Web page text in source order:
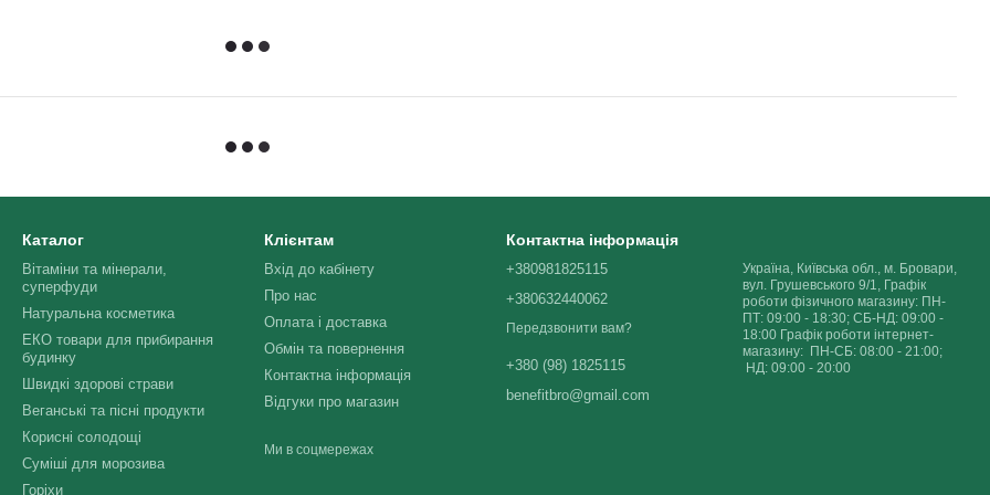
Каталог
Вітаміни та мінерали,
суперфуди
Натуральна косметика
ЕКО товари для прибирання
будинку
Швидкі здорові страви
Веганські та пісні продукти
Корисні солодощі
Суміші для морозива
Горіхи
Клієнтам
Вхід до кабінету
Про нас
Оплата і доставка
Обмін та повернення
Контактна інформація
Відгуки про магазин
Ми в соцмережах
Контактна інформація
+380981825115
+380632440062
Передзвонити вам?
+380 (98) 1825115
benefitbro@gmail.com
Україна, Київська обл., м. Бровари,
вул. Грушевського 9/1, Графік
роботи фізичного магазину: ПН-
ПТ: 09:00 - 18:30; СБ-НД: 09:00 -
18:00 Графік роботи інтернет-
магазину: ПН-СБ: 08:00 - 21:00;
НД: 09:00 - 20:00